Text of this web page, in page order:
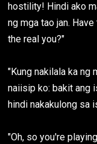
hostility! Hindi ako
ng mga tao jan.
the real you?"
"Kung nakilala ka ng
naiisip ko: bakit ang
hindi nakakulong sa
"Oh, so you're